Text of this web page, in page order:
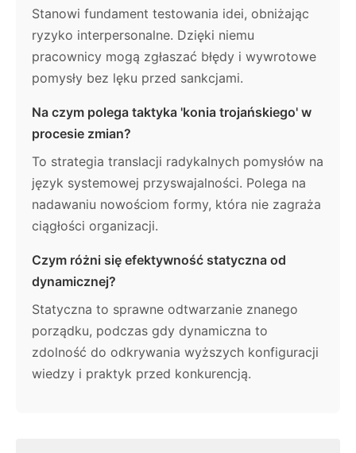
Stanowi fundament testowania idei, obniżając
ryzyko interpersonalne. Dzięki niemu
pracownicy mogą zgłaszać błędy i wywrotowe
pomysły bez lęku przed sankcjami.
Na czym polega taktyka 'konia trojańskiego' w
procesie zmian?
To strategia translacji radykalnych pomysłów na
język systemowej przyswajalności. Polega na
nadawaniu nowościom formy, która nie zagraża
ciągłości organizacji.
Czym różni się efektywność statyczna od
dynamicznej?
Statyczna to sprawne odtwarzanie znanego
porządku, podczas gdy dynamiczna to
zdolność do odkrywania wyższych konfiguracji
wiedzy i praktyk przed konkurencją.